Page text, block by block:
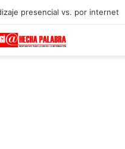
presencial vs. por internet